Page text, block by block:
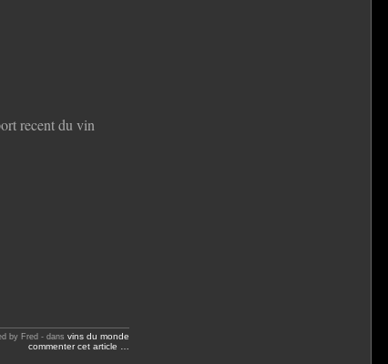
recent du vin
by Fred -dans vins du monde
commenter cet article